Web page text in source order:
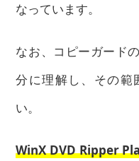
なっています。
なお、コピーガード
分に理解し、その範
い。
WinX DVD Ripper